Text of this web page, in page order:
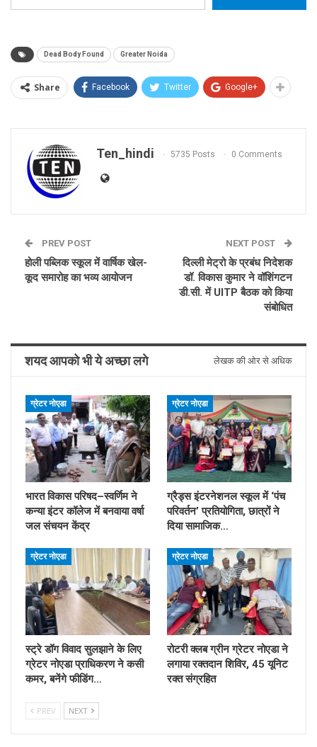
Dead Body Found Greater Noida
Share Facebook Twitter Google+
Ten_hindi 5735 Posts 0 Comments
PREV POST
होली पब्लिक स्कूल में वार्षिक खेल-
कूद समारोह का भव्य आयोजन
NEXT POST
दिल्ली मेट्रो के प्रबंध निदेशक
डॉ. विकास कुमार ने वॉशिंगटन
डी.सी. में UITP बैठक को किया
संबोधित
शयद आपको भी ये अच्छा लगे लेखक की ओर से अधिक
ग्रेटर नोएडा
भारत विकास परिषद–स्वर्णिम ने
कन्या इंटर कॉलेज में बनवाया वर्षा
जल संचयन केंद्र
ग्रेटर नोएडा
ग्रैड्स इंटरनेशनल स्कूल में ‘पंच
परिवर्तन’ प्रतियोगिता, छात्रों ने
दिया सामाजिक…
ग्रेटर नोएडा
स्ट्रे डॉग विवाद सुलझाने के लिए
ग्रेटर नोएडा प्राधिकरण ने कसी
कमर, बनेंगे फीडिंग…
ग्रेटर नोएडा
रोटरी क्लब ग्रीन ग्रेटर नोएडा ने
लगाया रक्तदान शिविर, 45 यूनिट
रक्त संग्रहित
PREV NEXT